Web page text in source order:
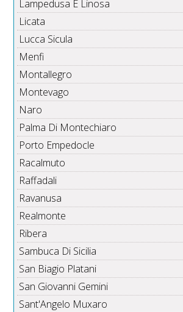
Lampedusa E Linosa
Licata
Lucca Sicula
Menfi
Montallegro
Montevago
Naro
Palma Di Montechiaro
Porto Empedocle
Racalmuto
Raffadali
Ravanusa
Realmonte
Ribera
Sambuca Di Sicilia
San Biagio Platani
San Giovanni Gemini
Sant'Angelo Muxaro